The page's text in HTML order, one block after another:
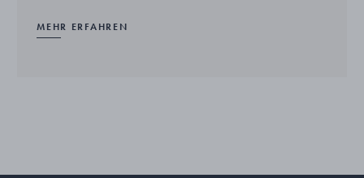
MEHR ERFAHREN